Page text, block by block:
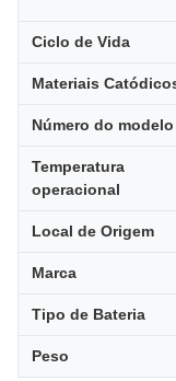
Ciclo de Vida
Materiais
Número do modelo
Temperatura
operacional
Local de Origem
Marca
Tipo de Bateria
Peso